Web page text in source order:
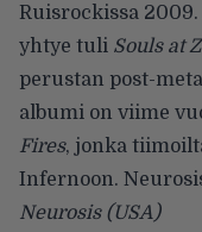
Ruisrockissa
yhtye tuli Souls at
perustan post-
albumi on viime
Fires, jonka
Infernoon.
Neurosis (USA)